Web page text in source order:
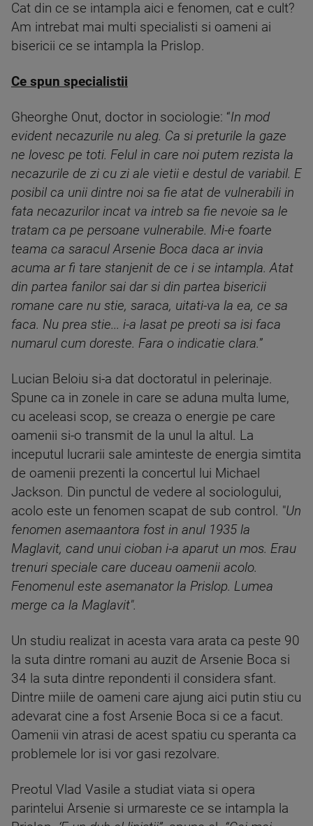
Cat din ce se intampla aici e fenomen, cat e cult?
Am intrebat mai multi specialisti si oameni ai
bisericii ce se intampla la Prislop.
Ce spun specialistii
Gheorghe Onut, doctor in sociologie: “In mod
evident necazurile nu aleg. Ca si preturile la gaze
ne lovesc pe toti. Felul in care noi putem rezista la
necazurile de zi cu zi ale vietii e destul de variabil. E
posibil ca unii dintre noi sa fie atat de vulnerabili in
fata necazurilor incat va intreb sa fie nevoie sa le
tratam ca pe persoane vulnerabile. Mi-e foarte
teama ca saracul Arsenie Boca daca ar invia
acuma ar fi tare stanjenit de ce i se intampla. Atat
din partea fanilor sai dar si din partea bisericii
romane care nu stie, saraca, uitati-va la ea, ce sa
faca. Nu prea stie... i-a lasat pe preoti sa isi faca
numarul cum doreste. Fara o indicatie clara.”
Lucian Beloiu si-a dat doctoratul in pelerinaje.
Spune ca in zonele in care se aduna multa lume,
cu aceleasi scop, se creaza o energie pe care
oamenii si-o transmit de la unul la altul. La
inceputul lucrarii sale aminteste de energia simtita
de oamenii prezenti la concertul lui Michael
Jackson. Din punctul de vedere al sociologului,
acolo este un fenomen scapat de sub control. "Un
fenomen asemaantora fost in anul 1935 la
Maglavit, cand unui cioban i-a aparut un mos. Erau
trenuri speciale care duceau oamenii acolo.
Fenomenul este asemanator la Prislop. Lumea
merge ca la Maglavit".
Un studiu realizat in acesta vara arata ca peste 90
la suta dintre romani au auzit de Arsenie Boca si
34 la suta dintre repondenti il considera sfant.
Dintre miile de oameni care ajung aici putin stiu cu
adevarat cine a fost Arsenie Boca si ce a facut.
Oamenii vin atrasi de acest spatiu cu speranta ca
problemele lor isi vor gasi rezolvare.
Preotul Vlad Vasile a studiat viata si opera
parintelui Arsenie si urmareste ce se intampla la